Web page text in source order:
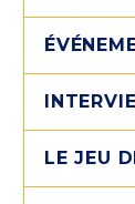
LE JEU